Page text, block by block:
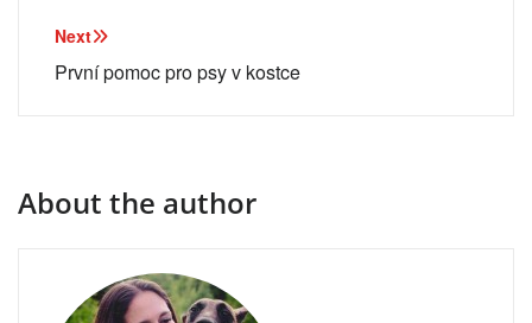
Navigace
pro
Next
První pomoc pro psy v kostce
About the author